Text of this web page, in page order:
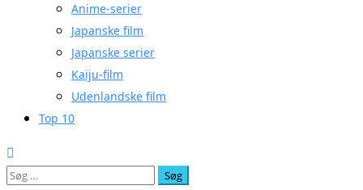
Anime-serier
Japanske film
Japanske serier
Kaiju-film
Udenlandske film
Top 10
Søg